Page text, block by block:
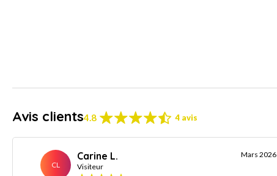
Avis clients4.8 4 avis
CL
Carine L.
Visiteur
Mars 2026